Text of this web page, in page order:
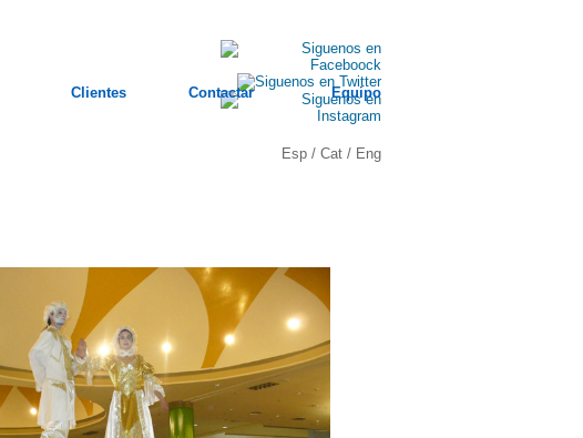
Clientes Contactar Equipo
Esp / Cat / Eng